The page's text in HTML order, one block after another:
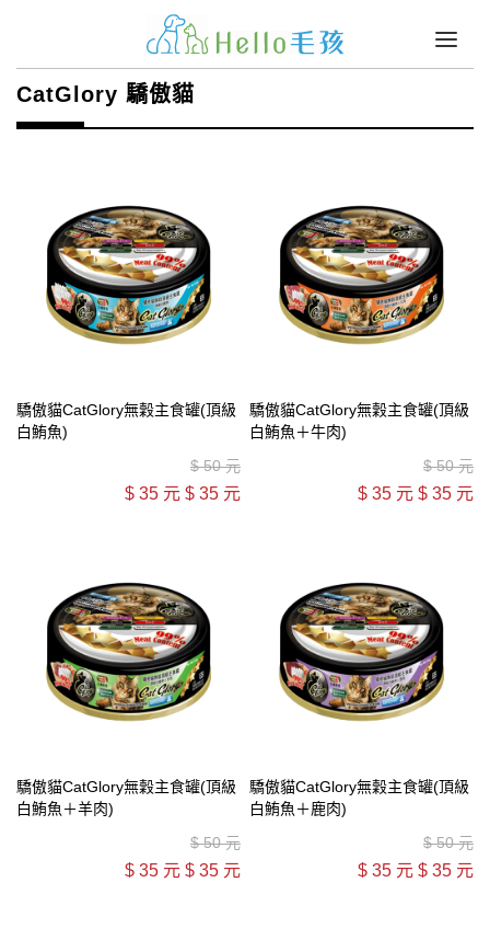
CatGlory 驕傲貓
驕傲貓CatGlory無穀主食罐(頂級
白鮪魚)
$50 元
$ 35 元 $ 35 元
驕傲貓CatGlory無穀主食罐(頂級
白鮪魚＋牛肉)
$50 元
$ 35 元 $ 35 元
驕傲貓CatGlory無穀主食罐(頂級
白鮪魚＋羊肉)
$50 元
$ 35 元 $ 35 元
驕傲貓CatGlory無穀主食罐(頂級
白鮪魚＋鹿肉)
$50 元
$ 35 元 $ 35 元